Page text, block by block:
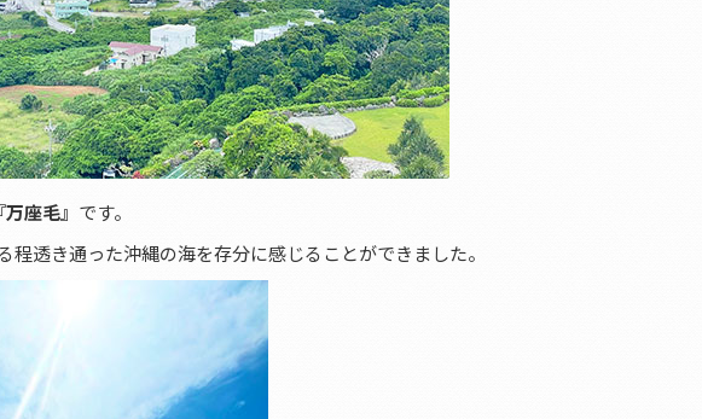
『万座毛』 です。
程透き通った沖縄の海を存分に感じることができました。